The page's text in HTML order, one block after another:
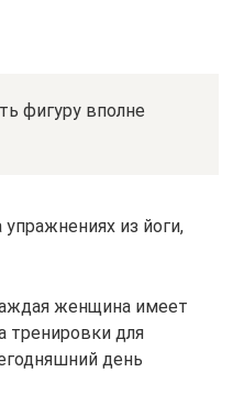
фигуру вполне
из йоги,
женщина имеет
тренировки для
день